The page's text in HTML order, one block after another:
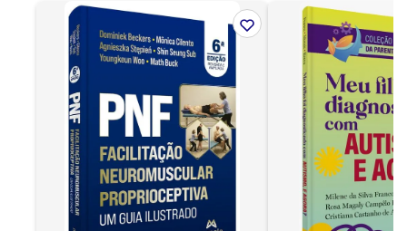
Especializado (Científico, em Saúde, Rural e
Ambiental), com inúmeros livros e capítulos de
livros publicados no Brasil e no exterior.
Ano de publicação
2014
Edição
1